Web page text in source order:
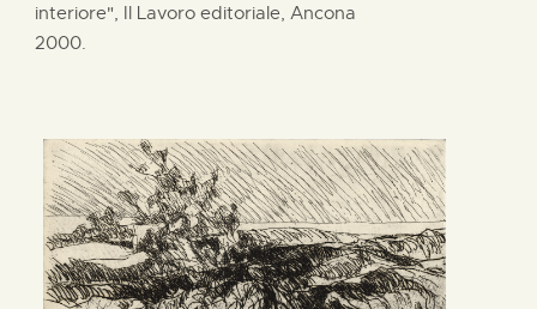
interiore", Il Lavoro editoriale, Ancona
2000.